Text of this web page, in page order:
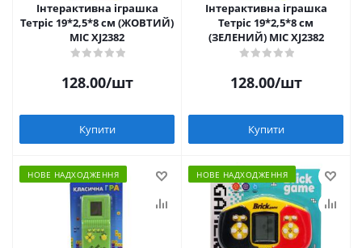
Інтерактивна іграшка
Тетріс 19*2,5*8 см (ЖОВТИЙ)
MIC XJ2382
128.00/шт
Купити
Інтерактивна іграшка
Тетріс 19*2,5*8 см
(ЗЕЛЕНИЙ) MIC XJ2382
128.00/шт
Купити
НОВЕ НАДХОДЖЕННЯ НОВЕ НАДХОДЖЕННЯ